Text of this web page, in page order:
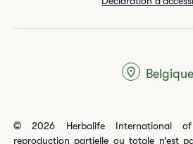
© 2026 Herbalife International
reproduction partielle ou totale n’est
Belgique